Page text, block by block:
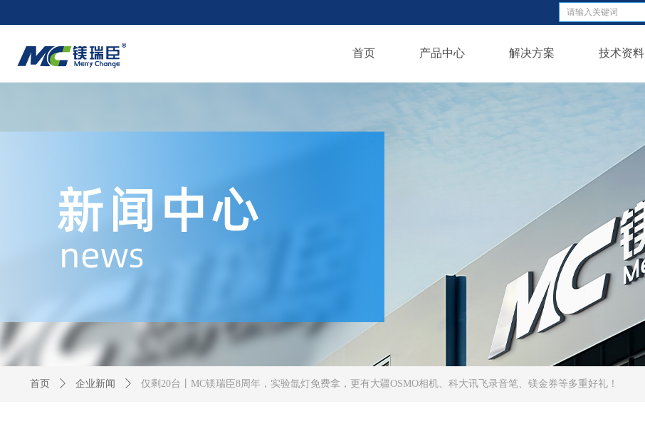
首页 产品中心 解决方案 技术资料
首页 ꄲ 企业新闻 ꄲ 仅剩20台丨MC镁瑞臣8周年，实验氙灯免费拿，更有大疆OSMO相机、科大讯飞录音笔、镁金券等多重好礼！